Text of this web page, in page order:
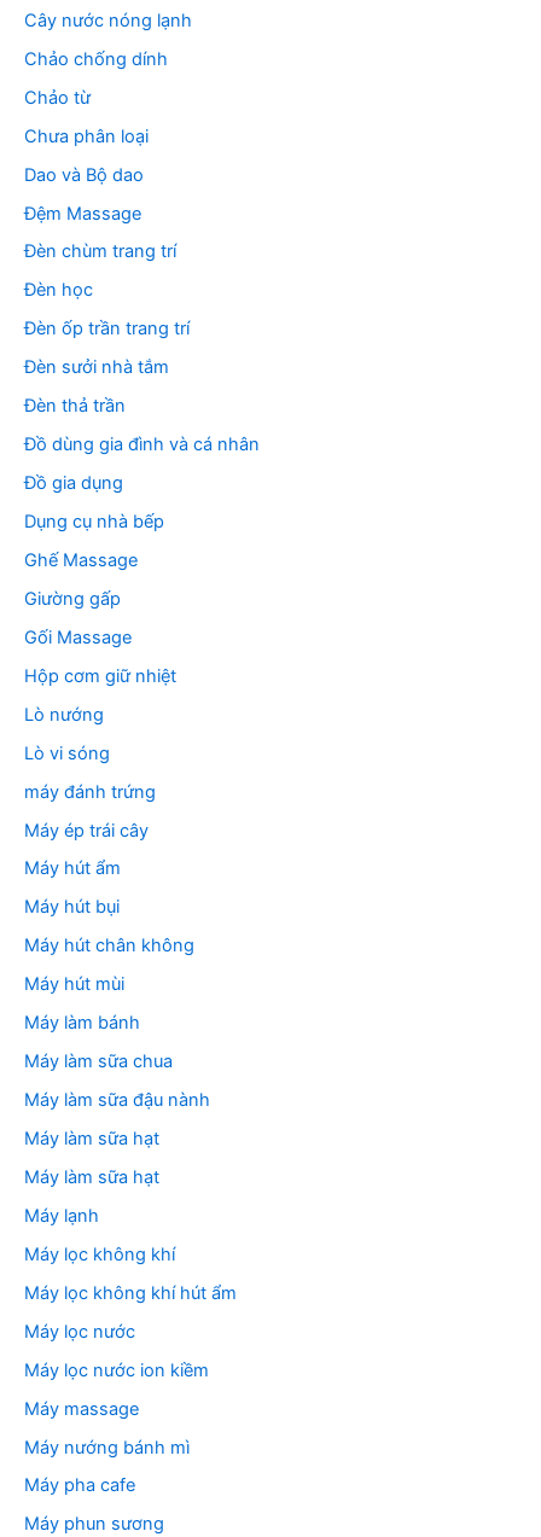
Cây nước nóng lạnh
Chảo chống dính
Chảo từ
Chưa phân loại
Dao và Bộ dao
Đệm Massage
Đèn chùm trang trí
Đèn học
Đèn ốp trần trang trí
Đèn sưởi nhà tắm
Đèn thả trần
Đồ dùng gia đình và cá nhân
Đồ gia dụng
Dụng cụ nhà bếp
Ghế Massage
Giường gấp
Gối Massage
Hộp cơm giữ nhiệt
Lò nướng
Lò vi sóng
máy đánh trứng
Máy ép trái cây
Máy hút ẩm
Máy hút bụi
Máy hút chân không
Máy hút mùi
Máy làm bánh
Máy làm sữa chua
Máy làm sữa đậu nành
Máy làm sữa hạt
Máy làm sữa hạt
Máy lạnh
Máy lọc không khí
Máy lọc không khí hút ẩm
Máy lọc nước
Máy lọc nước ion kiềm
Máy massage
Máy nướng bánh mì
Máy pha cafe
Máy phun sương